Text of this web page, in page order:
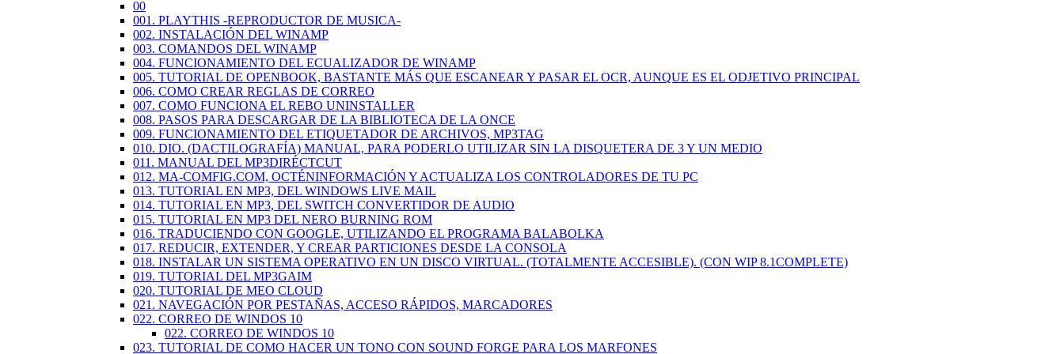
00
001. PLAYTHIS -REPRODUCTOR DE MUSICA-
002. INSTALACIÓN DEL WINAMP
003. COMANDOS DEL WINAMP
004. FUNCIONAMIENTO DEL ECUALIZADOR DE WINAMP
005. TUTORIAL DE OPENBOOK, BASTANTE MÁS QUE ESCANEAR Y PASAR EL OCR, AUNQUE ES EL ODJETIVO PRINCIPAL
006. COMO CREAR REGLAS DE CORREO
007. COMO FUNCIONA EL REBO UNINSTALLER
008. PASOS PARA DESCARGAR DE LA BIBLIOTECA DE LA ONCE
009. FUNCIONAMIENTO DEL ETIQUETADOR DE ARCHIVOS, MP3TAG
010. DIO. (DACTILOGRAFÍA) MANUAL, PARA PODERLO UTILIZAR SIN LA DISQUETERA DE 3 Y UN MEDIO
011. MANUAL DEL MP3DIRÉCTCUT
012. MA-COMFIG.COM, OCTÉNINFORMACIÓN Y ACTUALIZA LOS CONTROLADORES DE TU PC
013. TUTORIAL EN MP3, DEL WINDOWS LIVE MAIL
014. TUTORIAL EN MP3, DEL SWITCH CONVERTIDOR DE AUDIO
015. TUTORIAL EN MP3 DEL NERO BURNING ROM
016. TRADUCIENDO CON GOOGLE, UTILIZANDO EL PROGRAMA BALABOLKA
017. REDUCIR, EXTENDER, Y CREAR PARTICIONES DESDE LA CONSOLA
018. INSTALAR UN SISTEMA OPERATIVO EN UN DISCO VIRTUAL. (TOTALMENTE ACCESIBLE). (CON WIP 8.1COMPLETE)
019. TUTORIAL DEL MP3GAIM
020. TUTORIAL DE MEO CLOUD
021. NAVEGACIÓN POR PESTAÑAS, ACCESO RÁPIDOS, MARCADORES
022. CORREO DE WINDOS 10
022. CORREO DE WINDOS 10
023. TUTORIAL DE COMO HACER UN TONO CON SOUND FORGE PARA LOS MARFONES